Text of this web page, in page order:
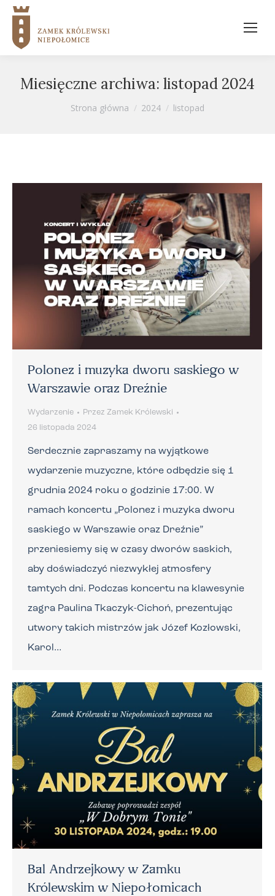
Miesięczne archiwa: listopad 2024
Jesteś tutaj:
Strona główna 2024 listopad
Polonez i muzyka dworu saskiego w
Warszawie oraz Dreźnie
Wydarzenie Przez Zamek Królewski
26 listopada 2024
Serdecznie zapraszamy na wyjątkowe
wydarzenie muzyczne, które odbędzie się 1
grudnia 2024 roku o godzinie 17:00. W
ramach koncertu „Polonez i muzyka dworu
saskiego w Warszawie oraz Dreźnie”
przeniesiemy się w czasy dworów saskich,
aby doświadczyć niezwykłej atmosfery
tamtych dni. Podczas koncertu na klawesynie
zagra Paulina Tkaczyk-Cichoń, prezentując
utwory takich mistrzów jak Józef Kozłowski,
Karol…
Bal Andrzejkowy w Zamku
Królewskim w Niepołomicach